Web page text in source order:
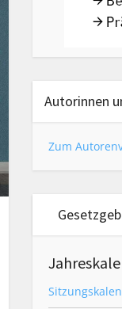
Autorinnen
Zum